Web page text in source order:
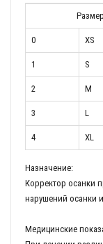
Размер
0 XS
1 S
2 M
3 L
4 XL
Назначение:
Корректор осанки
нарушений осанки
Медицинские